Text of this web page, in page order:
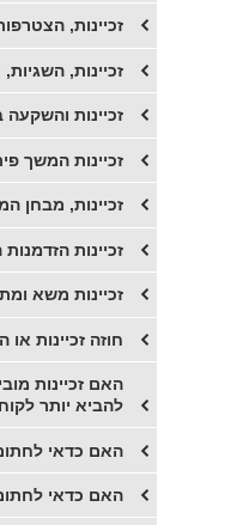
זכיינות,
זכיינות,
זכיינות והשקעה
זכיינות המשך
זכיינות, מבחן
זכיינות
זכיינות משא
חוזה זכיינות
​האם זכיינות
להביא יותר
האם כדאי
האם כדאי